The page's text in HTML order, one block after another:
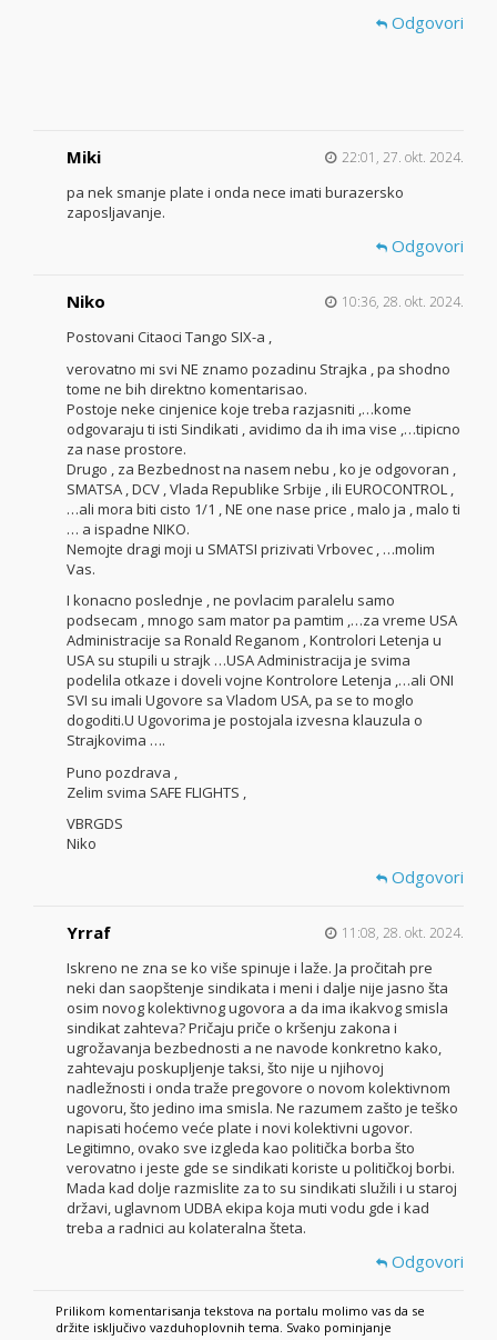
Odgovori
Miki 22:01, 27. okt. 2024.
pa nek smanje plate i onda nece imati burazersko
zaposljavanje.
Odgovori
Niko 10:36, 28. okt. 2024.
Postovani Citaoci Tango SIX-a ,
verovatno mi svi NE znamo pozadinu Strajka , pa shodno
tome ne bih direktno komentarisao.
Postoje neke cinjenice koje treba razjasniti ,…kome
odgovaraju ti isti Sindikati , avidimo da ih ima vise ,…tipicno
za nase prostore.
Drugo , za Bezbednost na nasem nebu , ko je odgovoran ,
SMATSA , DCV , Vlada Republike Srbije , ili EUROCONTROL ,
…ali mora biti cisto 1/1 , NE one nase price , malo ja , malo ti
… a ispadne NIKO.
Nemojte dragi moji u SMATSI prizivati Vrbovec , …molim
Vas.
I konacno poslednje , ne povlacim paralelu samo
podsecam , mnogo sam mator pa pamtim ,…za vreme USA
Administracije sa Ronald Reganom , Kontrolori Letenja u
USA su stupili u strajk …USA Administracija je svima
podelila otkaze i doveli vojne Kontrolore Letenja ,…ali ONI
SVI su imali Ugovore sa Vladom USA, pa se to moglo
dogoditi.U Ugovorima je postojala izvesna klauzula o
Strajkovima ….
Puno pozdrava ,
Zelim svima SAFE FLIGHTS ,
VBRGDS
Niko
Odgovori
Yrraf 11:08, 28. okt. 2024.
Iskreno ne zna se ko više spinuje i laže. Ja pročitah pre
neki dan saopštenje sindikata i meni i dalje nije jasno šta
osim novog kolektivnog ugovora a da ima ikakvog smisla
sindikat zahteva? Pričaju priče o kršenju zakona i
ugrožavanja bezbednosti a ne navode konkretno kako,
zahtevaju poskupljenje taksi, što nije u njihovoj
nadležnosti i onda traže pregovore o novom kolektivnom
ugovoru, što jedino ima smisla. Ne razumem zašto je teško
napisati hoćemo veće plate i novi kolektivni ugovor.
Legitimno, ovako sve izgleda kao politička borba što
verovatno i jeste gde se sindikati koriste u političkoj borbi.
Mada kad dolje razmislite za to su sindikati služili i u staroj
državi, uglavnom UDBA ekipa koja muti vodu gde i kad
treba a radnici au kolateralna šteta.
Odgovori
Prilikom komentarisanja tekstova na portalu molimo vas da se
držite isključivo vazduhoplovnih tema. Svako pominjanje